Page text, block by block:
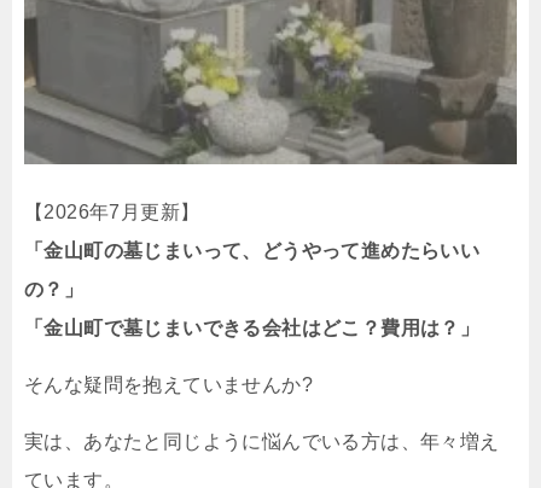
【2026年7月更新】
「金山町の墓じまいって、どうやって進めたらいい
の？」
「金山町で墓じまいできる会社はどこ？費用は？」
そんな疑問を抱えていませんか?
実は、あなたと同じように悩んでいる方は、年々増え
ています。